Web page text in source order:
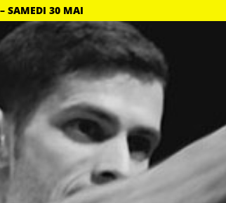
SAMEDI 30 MAI